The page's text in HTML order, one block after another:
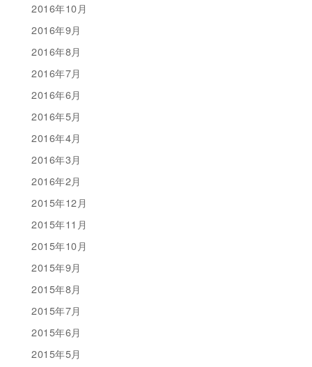
2016年10月
2016年9月
2016年8月
2016年7月
2016年6月
2016年5月
2016年4月
2016年3月
2016年2月
2015年12月
2015年11月
2015年10月
2015年9月
2015年8月
2015年7月
2015年6月
2015年5月